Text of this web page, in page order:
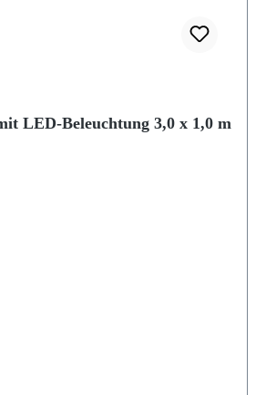
LED-Beleuchtung 3,0 x 1,0 m